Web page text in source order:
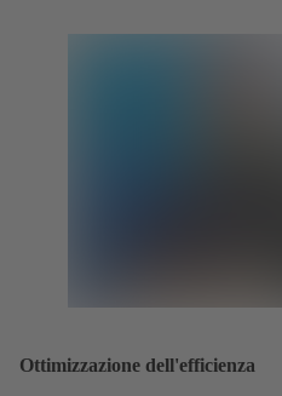
Ottimizzazione dell'efficienza